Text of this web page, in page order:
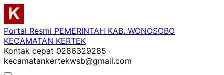
Portal Resmi PEMERINTAH KAB. WONOSOBO
KECAMATAN KERTEK
Kontak cepat 0286329285 ·
kecamatankertekwsb@gmail.com